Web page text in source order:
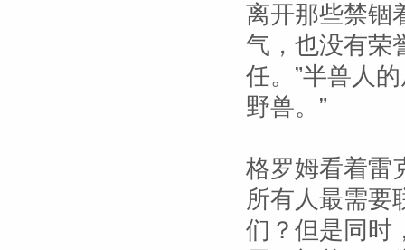
离开那些禁锢
气，也没有荣
任。”半兽人
野兽。”
格罗姆看着雷
所有人最需要
们？但是同时